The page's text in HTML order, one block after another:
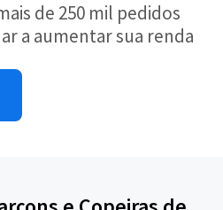
de 250 mil pedidos
a aumentar sua renda